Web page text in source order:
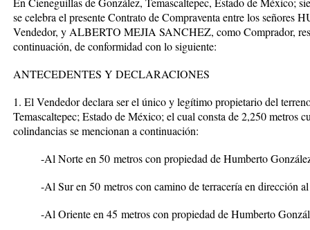
se celebra el presente Contrato de Compraventa entre los señores
Vendedor, y ALBERTO MEJIA SANCHEZ, como Comprador,
continuación, de conformidad con lo siguiente:
ANTECEDENTES Y DECLARACIONES
1. El Vendedor declara ser el único y legítimo propietario del
Temascaltepec; Estado de México; el cual consta de 2,250 metros
colindancias se mencionan a continuación:
-Al Norte en 50 metros con propiedad deHumberto
-Al Sur en 50 metros con camino de terracería en dirección
-Al Oriente en 45 metros con propiedad deHumberto